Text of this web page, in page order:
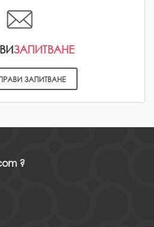
ЗАПИТВАНЕ
ЗАПИТВАНЕ
?